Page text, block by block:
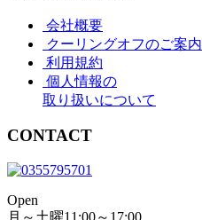
会社概要
クーリングオフのご案内
利用規約
個人情報の
取り扱いについて
CONTACT
Open
月～土曜11:00～17:00